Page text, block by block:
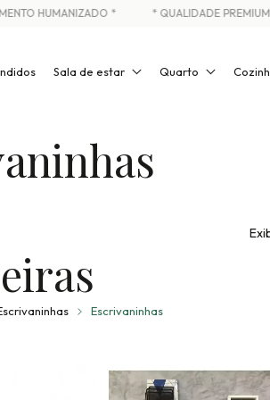
HUMANIZADO * * QUALIDADE PREMIUM *
Sala de estar Quarto
Escrivaninhas